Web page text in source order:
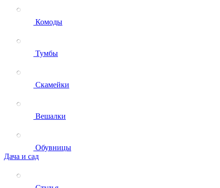
Комоды
Тумбы
Скамейки
Вешалки
Обувницы
Дача и сад